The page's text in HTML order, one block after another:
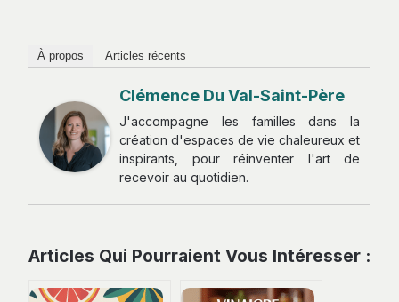
À propos Articles récents
Clémence Du Val-Saint-Père
J'accompagne les familles dans la
création d'espaces de vie chaleureux et
inspirants, pour réinventer l'art de
recevoir au quotidien.
Articles Qui Pourraient Vous Intéresser :